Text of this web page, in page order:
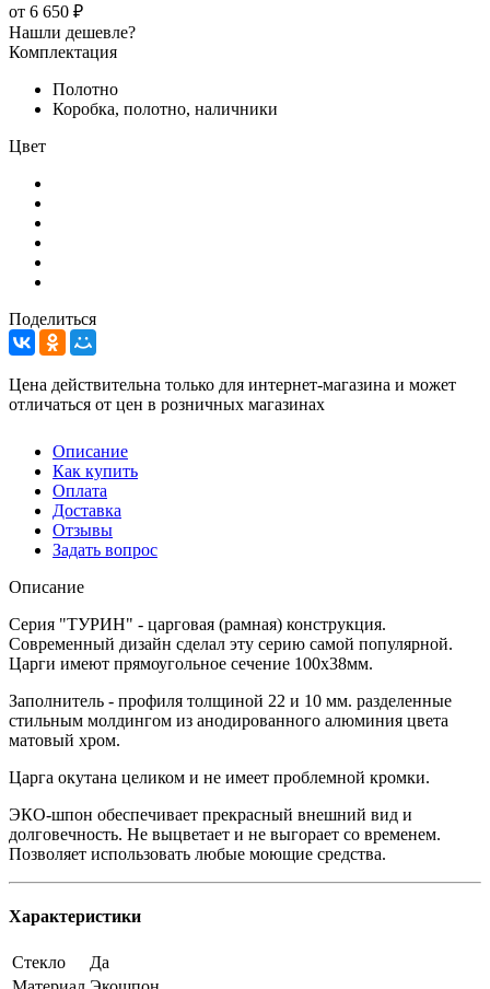
от 6 650 ₽
Нашли дешевле?
Комплектация
Полотно
Коробка, полотно, наличники
Цвет
Поделиться
Цена действительна только для интернет-магазина и может
отличаться от цен в розничных магазинах
Описание
Как купить
Оплата
Доставка
Отзывы
Задать вопрос
Описание
Серия "ТУРИН" - царговая (рамная) конструкция.
Современный дизайн сделал эту серию самой популярной.
Царги имеют прямоугольное сечение 100х38мм.
Заполнитель - профиля толщиной 22 и 10 мм. разделенные
стильным молдингом из анодированного алюминия цвета
матовый хром.
Царга окутана целиком и не имеет проблемной кромки.
ЭКО-шпон обеспечивает прекрасный внешний вид и
долговечность. Не выцветает и не выгорает со временем.
Позволяет использовать любые моющие средства.
Характеристики
Стекло
Да